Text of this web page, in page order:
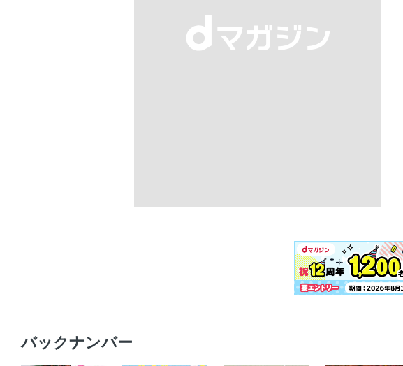
バックナンバー